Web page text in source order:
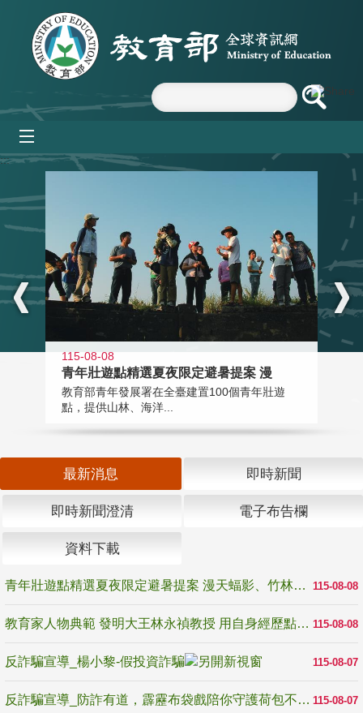
跳到主要內容區塊
:::
115-08-08
青年壯遊點精選夏夜限定避暑提案 漫
教育部青年發展署在全臺建置100個青年壯遊
點，提供山林、海洋...
最新消息 即時新聞
即時新聞澄清 電子布告欄
資料下載
115-08-08
青年壯遊點精選夏夜限定避暑提案 漫天蝠影、竹林尋蛙、茶香夜觀 邀青年暮色出發
115-08-08
教育家人物典範 發明大王林永禎教授 用自身經歷點亮學生的路
115-08-07
反詐騙宣導_楊小黎-假投資詐騙
115-08-07
反詐騙宣導_防詐有道，霹靂布袋戲陪你守護荷包不受騙